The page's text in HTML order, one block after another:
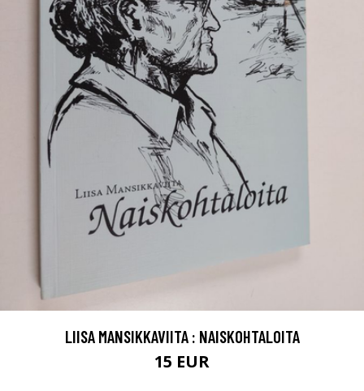
LIISA MANSIKKAVIITA : NAISKOHTALOITA
15 EUR